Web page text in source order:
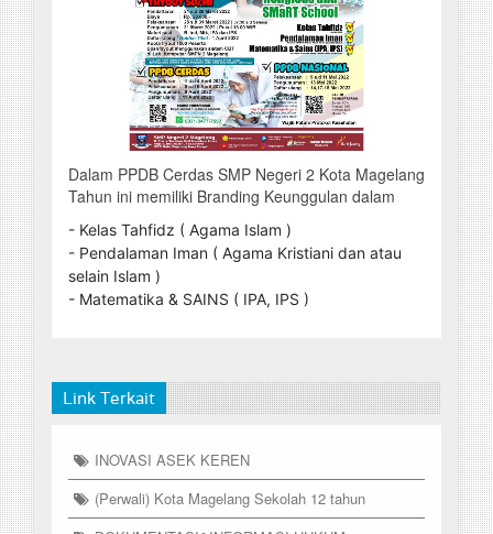
Dalam PPDB Cerdas SMP Negeri 2 Kota Magelang
Tahun ini memiliki Branding Keunggulan dalam
- Kelas Tahfidz ( Agama Islam )
- Pendalaman Iman ( Agama Kristiani dan atau
selain Islam )
- Matematika & SAINS ( IPA, IPS )
Link Terkait
INOVASI ASEK KEREN
(Perwali) Kota Magelang Sekolah 12 tahun